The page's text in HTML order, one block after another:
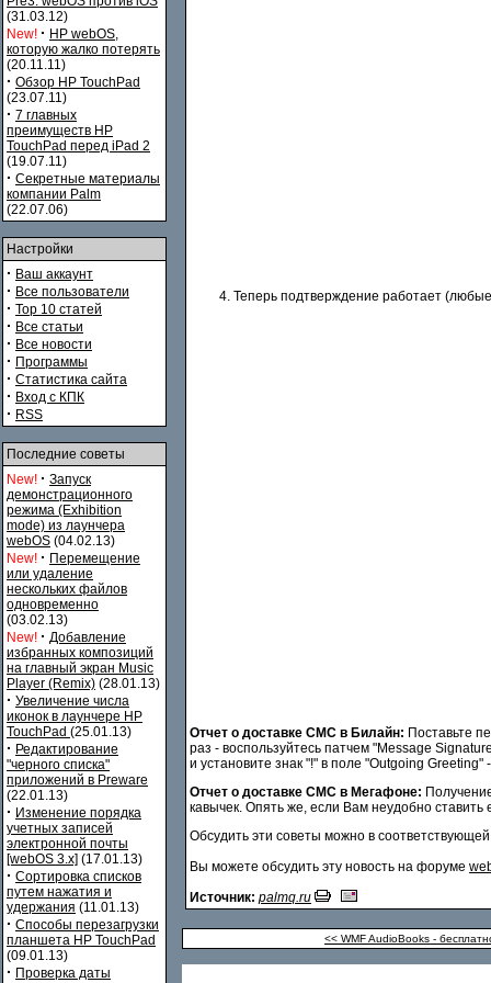
(31.03.12)
New! · HP webOS,
которую жалко потерять
(20.11.11)
· Обзор HP TouchPad
(23.07.11)
· 7 главных
преимуществ HP
TouchPad перед iPad 2
(19.07.11)
· Секретные материалы
компании Palm
(22.07.06)
Настройки
· Ваш аккаунт
· Все пользователи
· Top 10 статей
· Все статьи
· Все новости
· Программы
· Статистика сайта
· Вход с КПК
· RSS
Последние советы
New! · Запуск
демонстрационного
режима (Exhibition
mode) из лаунчера
webOS (04.02.13)
New! · Перемещение
или удаление
нескольких файлов
одновременно
(03.02.13)
New! · Добавление
избранных композиций
на главный экран Music
Player (Remix) (28.01.13)
· Увеличение числа
иконок в лаунчере HP
TouchPad (25.01.13)
· Редактирование
"черного списка"
приложений в Preware
(22.01.13)
· Изменение порядка
учетных записей
электронной почты
[webOS 3.x] (17.01.13)
· Сортировка списков
путем нажатия и
удержания (11.01.13)
· Способы перезагрузки
планшета HP TouchPad
(09.01.13)
· Проверка даты
Теперь подтверждение работает
Отчет о доставке СМС в Билайн: Поставьте
раз - воспользуйтесь патчем "Message
и установите знак "!" в поле "Outgoing
Отчет о доставке СМС в Мегафоне:
кавычек. Опять же, если Вам неудобно
Обсудить эти советы можно в
Вы можете обсудить эту новость на форуме
Источник: palmq.ru
<< WMF AudioBooks -